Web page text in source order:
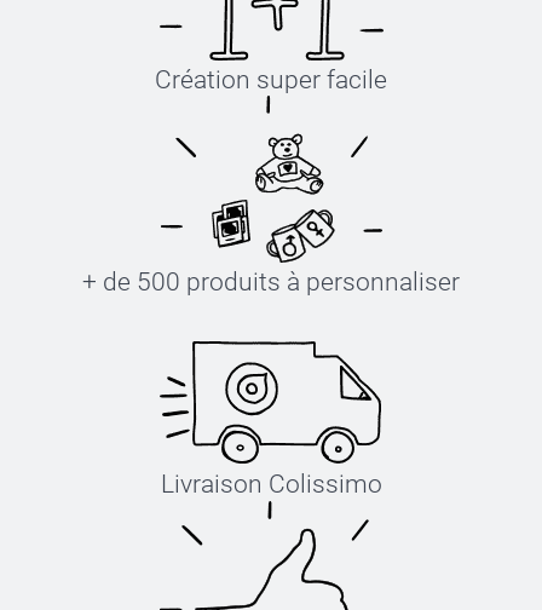
Création super facile
+ de 500 produits à personnaliser
Livraison Colissimo